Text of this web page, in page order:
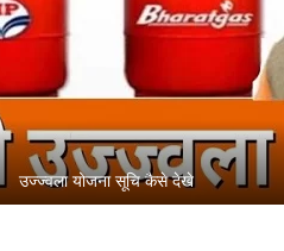
उज्ज्वला योजना सूचि कैसे देखे